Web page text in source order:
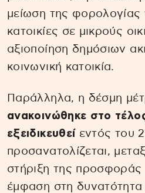
μείωση της φορολογίας
κατοικίες σε μικρούς
αξιοποίηση δημόσιων
κοινωνική κατοικία.
Παράλληλα, η δέσμη
ανακοινώθηκε στο
εξειδικευθείεντός του
προσανατολίζεται,
στήριξη της προσφοράς
έμφαση στη δυνατότητα